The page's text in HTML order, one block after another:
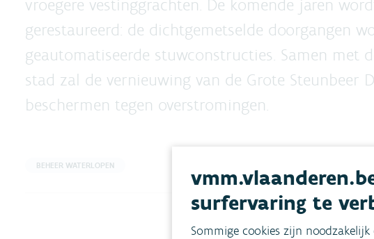
vroegere vestinggrachten. De komende jaren
gerestaureerd: de dichtgemetselde doorgangen
geautomatiseerde stuwconstructies. Samen met
stad zal de vernieuwing van de Grote Steunbeer
beschermen tegen overstromingen.
BEHEER WATERLOPEN
surfervaring te
Sommige cookies zijn